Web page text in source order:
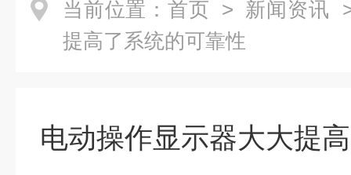
当前位置： 首页 > 新闻资讯
提高了系统的可靠性
电动操作显示器大大提